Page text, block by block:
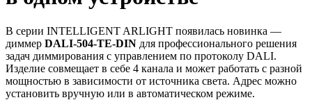
В серии INTELLIGENT ARLIGHT появилась новинка —
диммер DALI-504-TE-DIN для профессионального решения
задач диммирования с управлением по протоколу DALI.
Изделие совмещает в себе 4 канала и может работать с разной
мощностью в зависимости от источника света. Адрес можно
установить вручную или в автоматическом режиме.